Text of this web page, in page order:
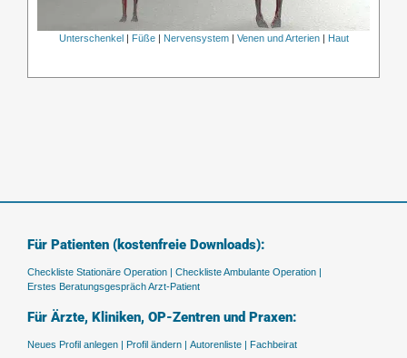
Unterschenkel| Füße| Nervensystem| Venen und Arterien| Haut
Für Patienten (kostenfreie Downloads):
Checkliste Stationäre Operation | Checkliste Ambulante Operation |
Erstes Beratungsgespräch Arzt-Patient
Für Ärzte, Kliniken, OP-Zentren und Praxen:
Neues Profil anlegen | Profil ändern | Autorenliste | Fachbeirat